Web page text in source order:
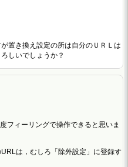
置き換え設定の所は自分のＵＲＬは
しいでしょうか？
フィーリングで操作できると思いま
は，むしろ「除外設定」に登録す